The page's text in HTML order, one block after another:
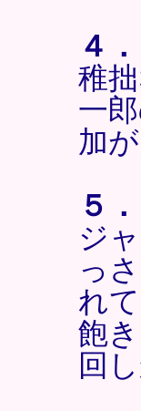
４
稚
一
加
５
ジ
っ
れ
飽
回